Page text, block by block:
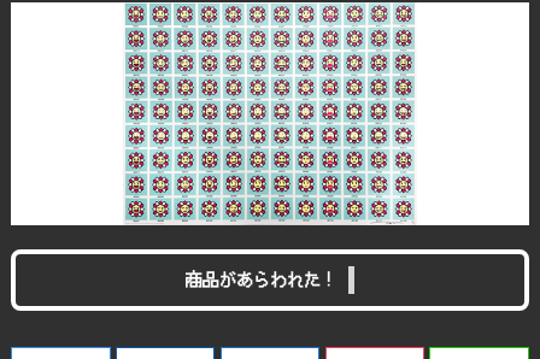
商品があらわれた！